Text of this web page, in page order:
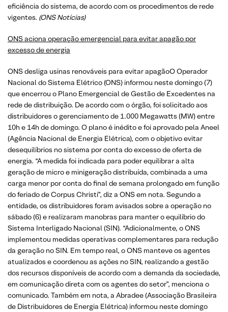
eficiência do sistema, de acordo com os procedimentos de rede
vigentes. (ONS Notícias)
ONS aciona operação emergencial para evitar apagão por
excesso de energia
ONS desliga usinas renováveis para evitar apagãoO Operador
Nacional do Sistema Elétrico (ONS) informou neste domingo (7)
que encerrou o Plano Emergencial de Gestão de Excedentes na
rede de distribuição. De acordo com o órgão, foi solicitado aos
distribuidores o gerenciamento de 1.000 Megawatts (MW) entre
10h e 14h de domingo. O plano é inédito e foi aprovado pela Aneel
(Agência Nacional de Energia Elétrica), com o objetivo evitar
desequilíbrios no sistema por conta do excesso de oferta de
energia. “A medida foi indicada para poder equilibrar a alta
geração de micro e minigeração distribuída, combinada a uma
carga menor por conta do final de semana prolongado em função
do feriado de Corpus Christi”, diz a ONS em nota. Segundo a
entidade, os distribuidores foram avisados sobre a operação no
sábado (6) e realizaram manobras para manter o equilíbrio do
Sistema Interligado Nacional (SIN). “Adicionalmente, o ONS
implementou medidas operativas complementares para redução
da geração no SIN. Em tempo real, o ONS manteve os agentes
atualizados e coordenou as ações no SIN, realizando a gestão
dos recursos disponíveis de acordo com a demanda da sociedade,
em comunicação direta com os agentes do setor”, menciona o
comunicado. Também em nota, a Abradee (Associação Brasileira
de Distribuidores de Energia Elétrica) informou neste domingo